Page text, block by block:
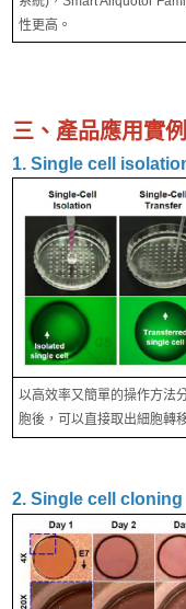
性更高。
三、產品應用實例
1. Single cell
以高效率又簡單的操作方法
胞後，可以直接取出細胞轉
2. Single cell cloning